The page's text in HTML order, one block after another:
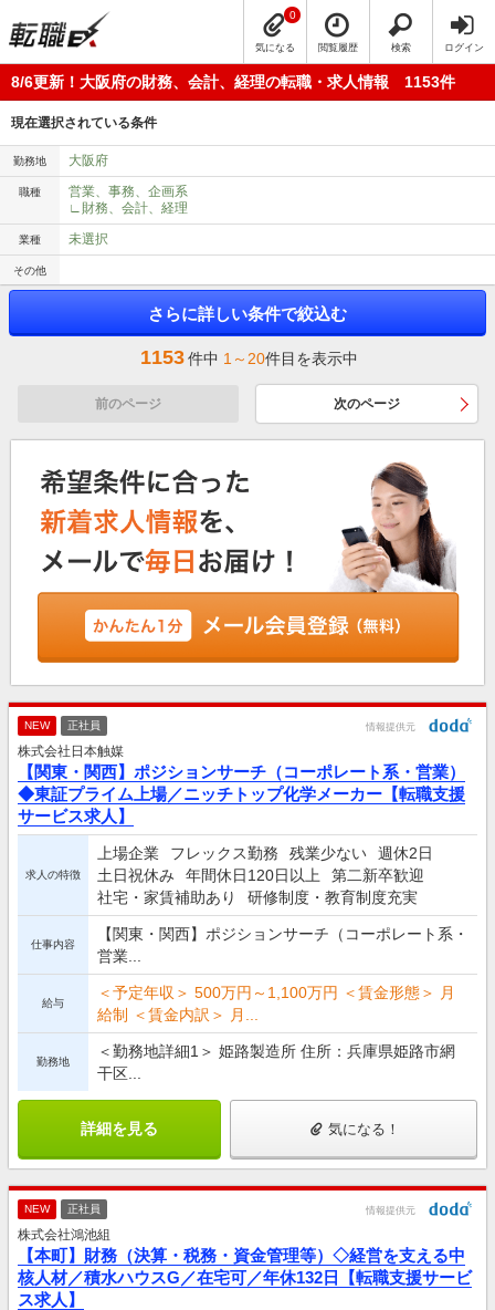
気になる
0
閲覧履歴 検索 ログイン
8/6更新！大阪府の財務、会計、経理の転職・求人情報 1153件
現在選択されている条件
勤務地 大阪府
職種
営業、事務、企画系
∟財務、会計、経理
業種 未選択
その他
さらに詳しい条件で絞込む
1153件中 1～20件目を表示中
前のページ 次のページ
NEW 正社員 情報提供元
株式会社日本触媒
【関東・関西】ポジションサーチ（コーポレート系・営業）
◆東証プライム上場／ニッチトップ化学メーカー【転職支援
サービス求人】
求人の特徴
上場企業 フレックス勤務 残業少ない
週休2日
土日祝休み
年間休日120日以上
第二新卒歓迎
社宅・家賃補助あり
研修制度・教育制度充実
仕事内容
【関東・関西】ポジションサーチ（コーポレート系・
営業...
給与
＜予定年収＞ 500万円～1,100万円 ＜賃金形態＞ 月
給制 ＜賃金内訳＞ 月...
勤務地
＜勤務地詳細1＞ 姫路製造所 住所：兵庫県姫路市網
干区...
詳細を見る 気になる！
NEW 正社員 情報提供元
株式会社鴻池組
【本町】財務（決算・税務・資金管理等）◇経営を支える中
核人材／積水ハウスG／在宅可／年休132日【転職支援サービ
ス求人】